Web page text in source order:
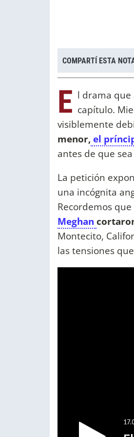
COMPARTÍ ESTA
E l drama que
capítulo.
visiblemente
menor, el
antes de que
La petición
una incógnita
Recordemos que
Meghan
Montecito,
las tensiones